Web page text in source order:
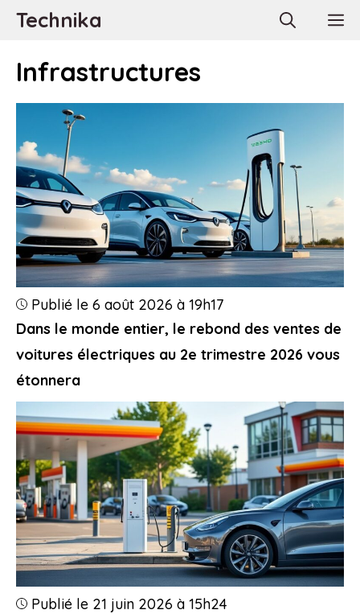
AllerTechnika
Infrastructures
Dans le monde entier, le rebond des ventes de
voitures électriques au 2e trimestre 2026 vous
étonnera
Publié le 6 août 2026 à 19h17
Publié le 21 juin 2026 à 15h24